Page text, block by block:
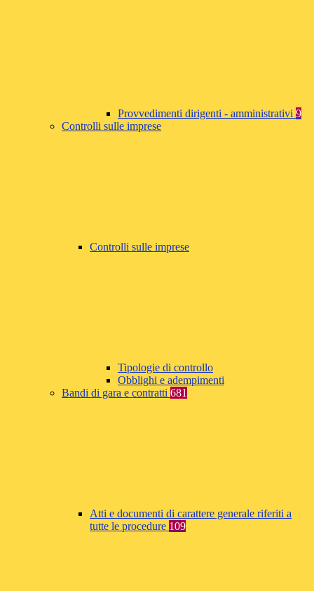
Provvedimenti dirigenti - amministrativi 9
Controlli sulle imprese
Controlli sulle imprese
Tipologie di controllo
Obblighi e adempimenti
Bandi di gara e contratti 681
Atti e documenti di carattere generale riferiti a
tutte le procedure 109